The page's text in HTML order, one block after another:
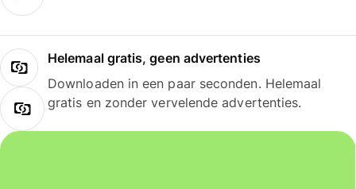
Helemaal gratis, geen advertenties
Downloaden in een paar seconden. Helemaal
gratis en zonder vervelende advertenties.